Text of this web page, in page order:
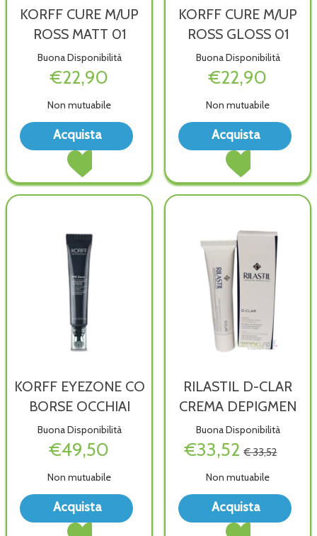
KORFF CURE M/UP
ROSS MATT 01
Buona Disponibilità
€22,90
Non mutuabile
Acquista
Acquista KORFF
M/UP
ROSS
carrello
Acquista KORFF
ROSS
MATT
01 alla
KORFF CURE M/UP
ROSS GLOSS 01
Buona Disponibilità
€22,90
Non mutuabile
Acquista
Acquista KORFF
M/UP
ROSS
carrello
01
KORFF EYEZONE CO
BORSE OCCHIAI
Buona Disponibilità
€49,50
Non mutuabile
Acquista
Acquista KORFF
Acquista KORFF
EYEZONE
RILASTIL D-CLAR
CREMA DEPIGMEN
Buona Disponibilità
€33,52 € 33,52
Non mutuabile
Acquista
Acquista RILASTIL